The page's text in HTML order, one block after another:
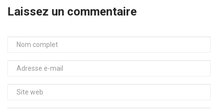
Laissez un commentaire